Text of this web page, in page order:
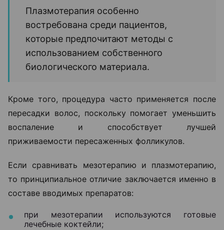
Плазмотерапия особенно
востребована среди пациентов,
которые предпочитают методы с
использованием собственного
биологического материала.
Кроме того, процедура часто применяется после
пересадки волос, поскольку помогает уменьшить
воспаление и способствует лучшей
приживаемости пересаженных фолликулов.
Если сравнивать мезотерапию и плазмотерапию,
то принципиальное отличие заключается именно в
составе вводимых препаратов:
при мезотерапии используются готовые
лечебные коктейли;